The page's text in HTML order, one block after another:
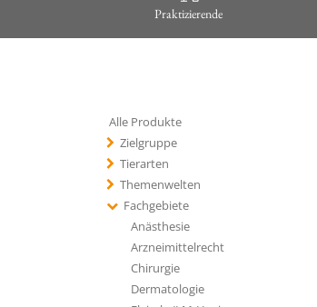
Praktizierende
Alle Produkte
Zielgruppe
Tierarten
Themenwelten
Fachgebiete
Anästhesie
Arzneimittelrecht
Chirurgie
Dermatologie